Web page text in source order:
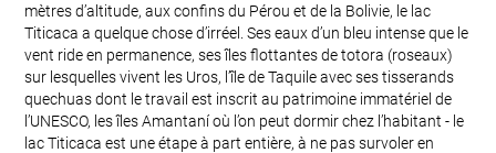
mètres d’altitude, aux confins du Pérou et de la Bolivie, le lac
Titicaca a quelque chose d’irréel. Ses eaux d’un bleu intense que le
vent ride en permanence, ses îles flottantes de totora (roseaux)
sur lesquelles vivent les Uros, l’île de Taquile avec ses tisserands
quechuas dont le travail est inscrit au patrimoine immatériel de
l’UNESCO, les îles Amantaní où l’on peut dormir chez l’habitant - le
lac Titicaca est une étape à part entière, à ne pas survoler en